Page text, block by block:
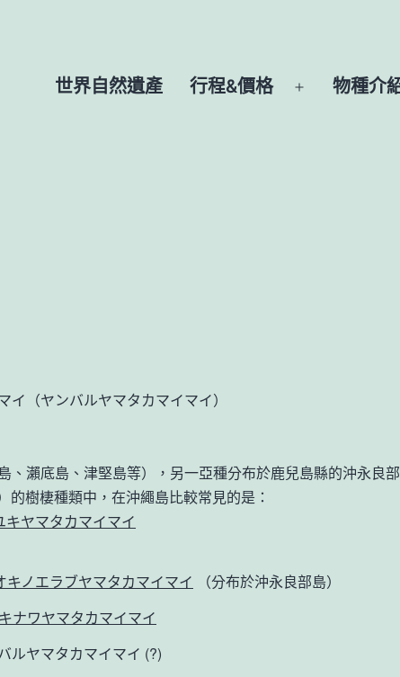
世界自然遺產 行程&價格
開
物種介
（ヤンバルヤマタカマイマイ）
、瀨底島、津堅島等），另一亞種分布於鹿兒島縣的沖永良
的樹棲種類中，在沖繩島比較常見的是：
キヤマタカマイマイ
キノエラブヤマタカマイマイ （分布於沖永良部島）
ナワヤマタカマイマイ
ルヤマタカマイマイ (?)